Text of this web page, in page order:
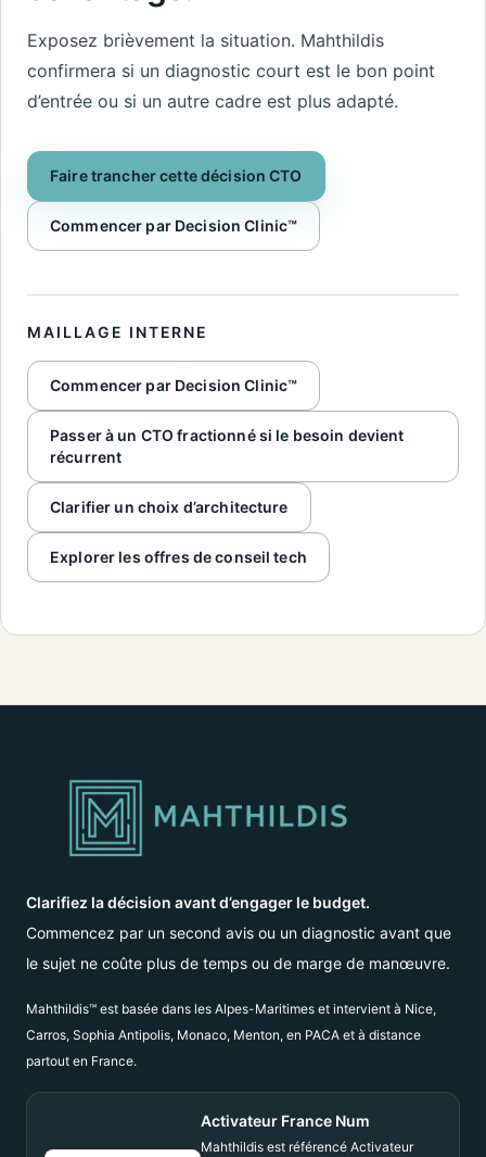
Exposez brièvement la situation. Mahthildis
confirmera si un diagnostic court est le bon point
d’entrée ou si un autre cadre est plus adapté.
Faire trancher cette décision CTO
Commencer par Decision Clinic™
MAILLAGE INTERNE
Commencer par Decision Clinic™
Passer à un CTO fractionné si le besoin devient
récurrent
Clarifier un choix d’architecture
Explorer les offres de conseil tech
Clarifiez la décision avant d’engager le budget.
Commencez par un second avis ou un diagnostic avant que
le sujet ne coûte plus de temps ou de marge de manœuvre.
Mahthildis™ est basée dans les Alpes-Maritimes et intervient à Nice,
Carros, Sophia Antipolis, Monaco, Menton, en PACA et à distance
partout en France.
Activateur France Num
Mahthildis est référencé Activateur